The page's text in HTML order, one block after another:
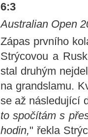
6:3
Australian Open
Zápas prvního
Strýcovou a
stal druhým
na grandslamu.
se až následující
to spočítám s
hodin," řekla